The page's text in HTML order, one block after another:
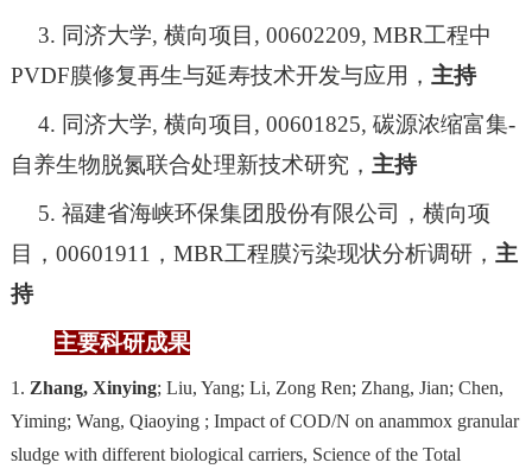
3. 同济大学,横向项目 , 00602209, MBR工程中
PVDF膜修复再生与延寿技术开发与应用， 主持
4. 同济大学,横向项目 , 00601825,碳源浓缩富集-
自养生物脱氮联合处理新技术研究， 主持
5.福建省海峡环保集团股份有限公司，横向项
目， 00601911 ， MBR工程膜污染现状分析调研， 主
持
主要科研成果
1. Zhang, Xinying; Liu, Yang; Li, Zong Ren; Zhang, Jian; Chen,
Yiming; Wang, Qiaoying ; Impact of COD/N on anammox granular
sludge with different biological carriers, Science of the Total